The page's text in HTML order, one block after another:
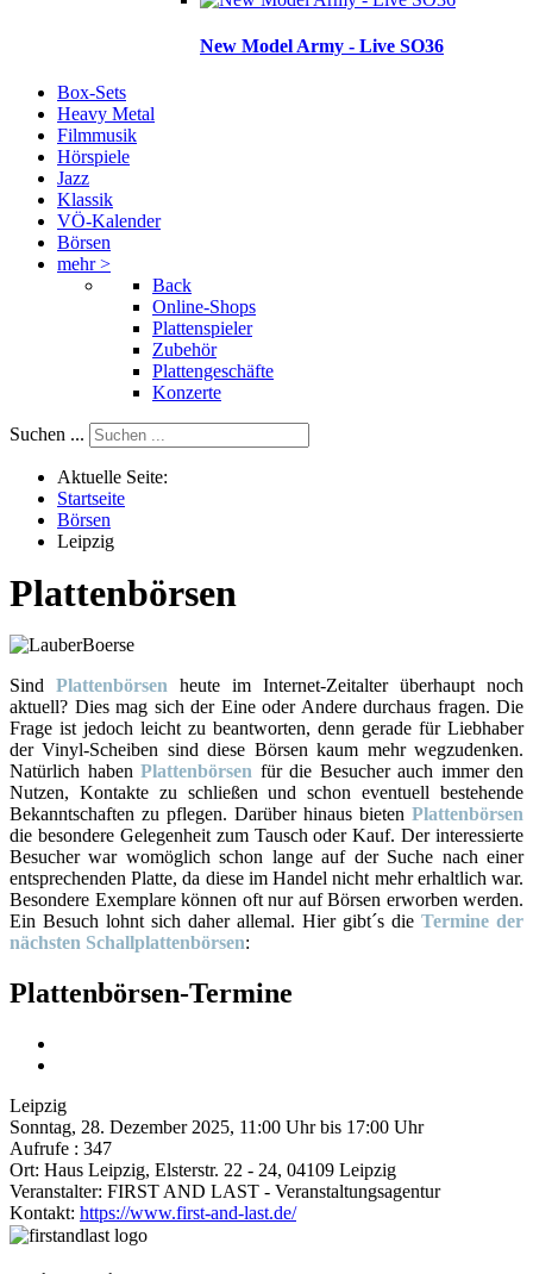
New Model Army - Live SO36
Box-Sets
Heavy Metal
Filmmusik
Hörspiele
Jazz
Klassik
VÖ-Kalender
Börsen
mehr >
Back
Online-Shops
Plattenspieler
Zubehör
Plattengeschäfte
Konzerte
Suchen ...
Aktuelle Seite:
Startseite
Börsen
Leipzig
Plattenbörsen
Sind Plattenbörsen heute im Internet-Zeitalter überhaupt noch
aktuell? Dies mag sich der Eine oder Andere durchaus fragen. Die
Frage ist jedoch leicht zu beantworten, denn gerade für Liebhaber
der Vinyl-Scheiben sind diese Börsen kaum mehr wegzudenken.
Natürlich haben Plattenbörsen für die Besucher auch immer den
Nutzen, Kontakte zu schließen und schon eventuell bestehende
Bekanntschaften zu pflegen. Darüber hinaus bieten Plattenbörsen
die besondere Gelegenheit zum Tausch oder Kauf. Der interessierte
Besucher war womöglich schon lange auf der Suche nach einer
entsprechenden Platte, da diese im Handel nicht mehr erhaltlich war.
Besondere Exemplare können oft nur auf Börsen erworben werden.
Ein Besuch lohnt sich daher allemal. Hier gibt´s die Termine der
nächsten Schallplattenbörsen:
Plattenbörsen-Termine
Leipzig
Sonntag, 28. Dezember 2025, 11:00 Uhr bis 17:00 Uhr
Aufrufe : 347
Ort: Haus Leipzig, Elsterstr. 22 - 24, 04109 Leipzig
Veranstalter: FIRST AND LAST - Veranstaltungsagentur
Kontakt: https://www.first-and-last.de/